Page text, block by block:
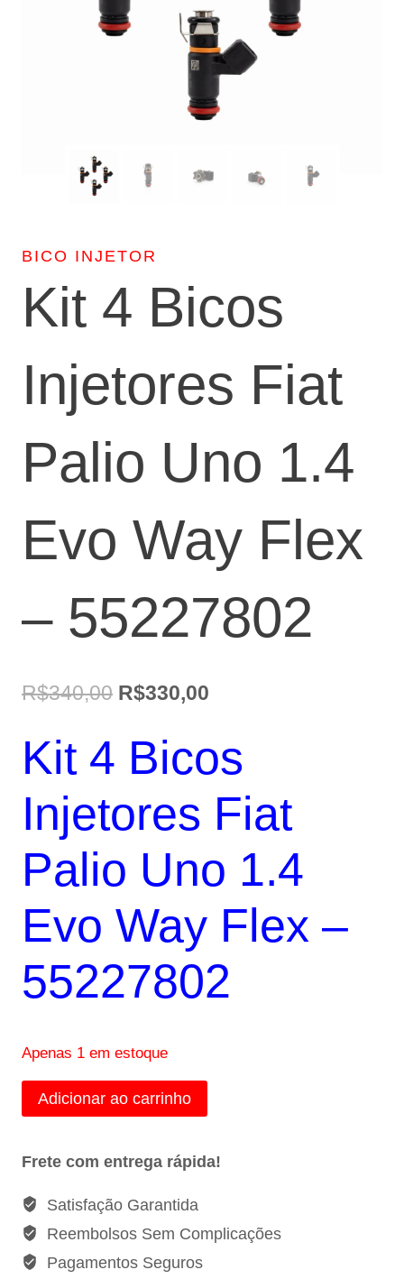
BICO INJETOR
Kit 4 Bicos
Injetores Fiat
Palio Uno 1.4
Evo Way Flex
– 55227802
R$340,00 O
original
R$340,00.
R$330,00
atual
R$330,00.
Kit 4 Bicos
Injetores Fiat
Palio Uno 1.4
Evo Way Flex –
55227802
Apenas 1 em estoque
4
Injetores
Fiat
Palio
Uno
1.4
Adicionar ao carrinho
Frete com entrega rápida!
Satisfação Garantida
Reembolsos Sem Complicações
Pagamentos Seguros